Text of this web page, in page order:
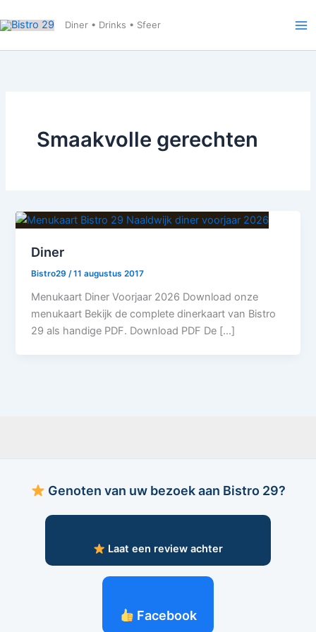
naar
Diner • Drinks • Sfeer
Smaakvolle gerechten
Diner
Bistro29/11 augustus 2017
Menukaart Diner Voorjaar 2026 Download onze
menukaart Bekijk de complete dinerkaart van Bistro
29 als handige PDF. Download PDF De […]
Genoten van uw bezoek aan Bistro 29?
Laat een review achter
Facebook